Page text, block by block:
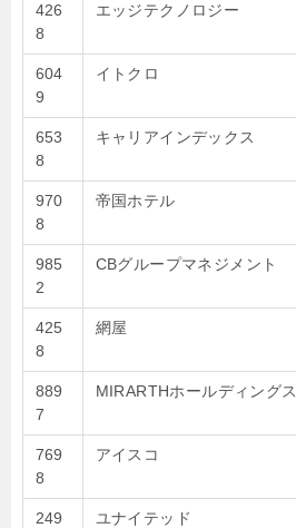
426
8
エッジテクノロジー
604
9
イトクロ
653
8
キャリアインデックス
970
8
帝国ホテル
985
2
CBグループマネジメント
425
8
網屋
889
7
MIRARTHホールディングス
769
8
アイスコ
249
ユナイテッド